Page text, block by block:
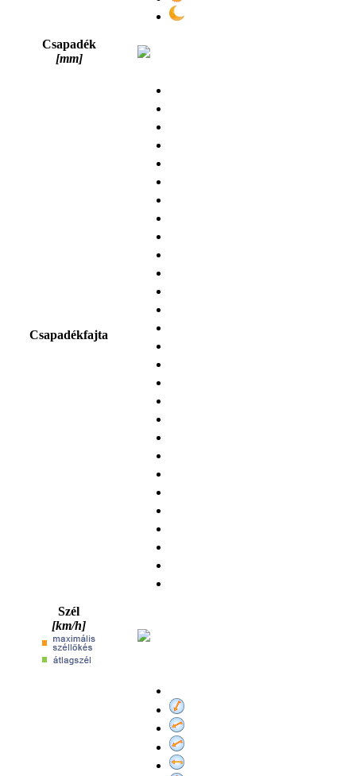
Csapadék
[mm]
Csapadékfajta
Szél
[km/h]